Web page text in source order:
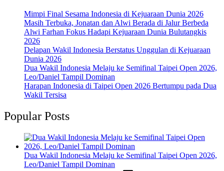
Mimpi Final Sesama Indonesia di Kejuaraan Dunia 2026
Masih Terbuka, Jonatan dan Alwi Berada di Jalur Berbeda
Alwi Farhan Fokus Hadapi Kejuaraan Dunia Bulutangkis
2026
Delapan Wakil Indonesia Berstatus Unggulan di Kejuaraan
Dunia 2026
Dua Wakil Indonesia Melaju ke Semifinal Taipei Open 2026,
Leo/Daniel Tampil Dominan
Harapan Indonesia di Taipei Open 2026 Bertumpu pada Dua
Wakil Tersisa
Popular Posts
Dua Wakil Indonesia Melaju ke Semifinal Taipei Open 2026,
Leo/Daniel Tampil Dominan